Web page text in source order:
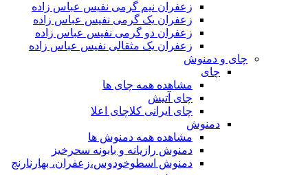
زعفران نیم گرمی نفیس عباس زاده
زعفران یک گرمی نفیس عباس زاده
زعفران دو گرمی نفیس عباس زاده
زعفران یک مثقالی نفیس عباس زاده
چای و دمنوش
چای
مشاهده همه چای ها
چای آتیش
چای ایرانی کلاچای اعلا
دمنوش
مشاهده همه دمنوش ها
دمنوش رازیانه و بابونه سحرخیز
دمنوش اسطوخودوس،زعفران، بهارنارنج